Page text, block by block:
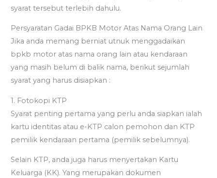
syarat tersebut terlebih dahulu.
Persyaratan Gadai BPKB Motor Atas Nama Orang Lain
Jika anda memang berniat utnuk menggadaikan
bpkb motor atas nama orang lain atau kendaraan
yang masih belum di balik nama, berikut sejumlah
syarat yang harus disiapkan :
1. Fotokopi KTP
Syarat penting pertama yang perlu anda siapkan ialah
kartu identitas atau e-KTP calon pemohon dan KTP
pemilik kendaraan pertama (pemilik sebelumnya).
Selain KTP, anda juga harus menyertakan Kartu
Keluarga (KK). Yang merupakan dokumen